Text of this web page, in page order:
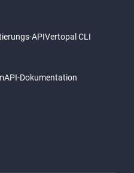
APIVertopal CLI
API-Dokumentation